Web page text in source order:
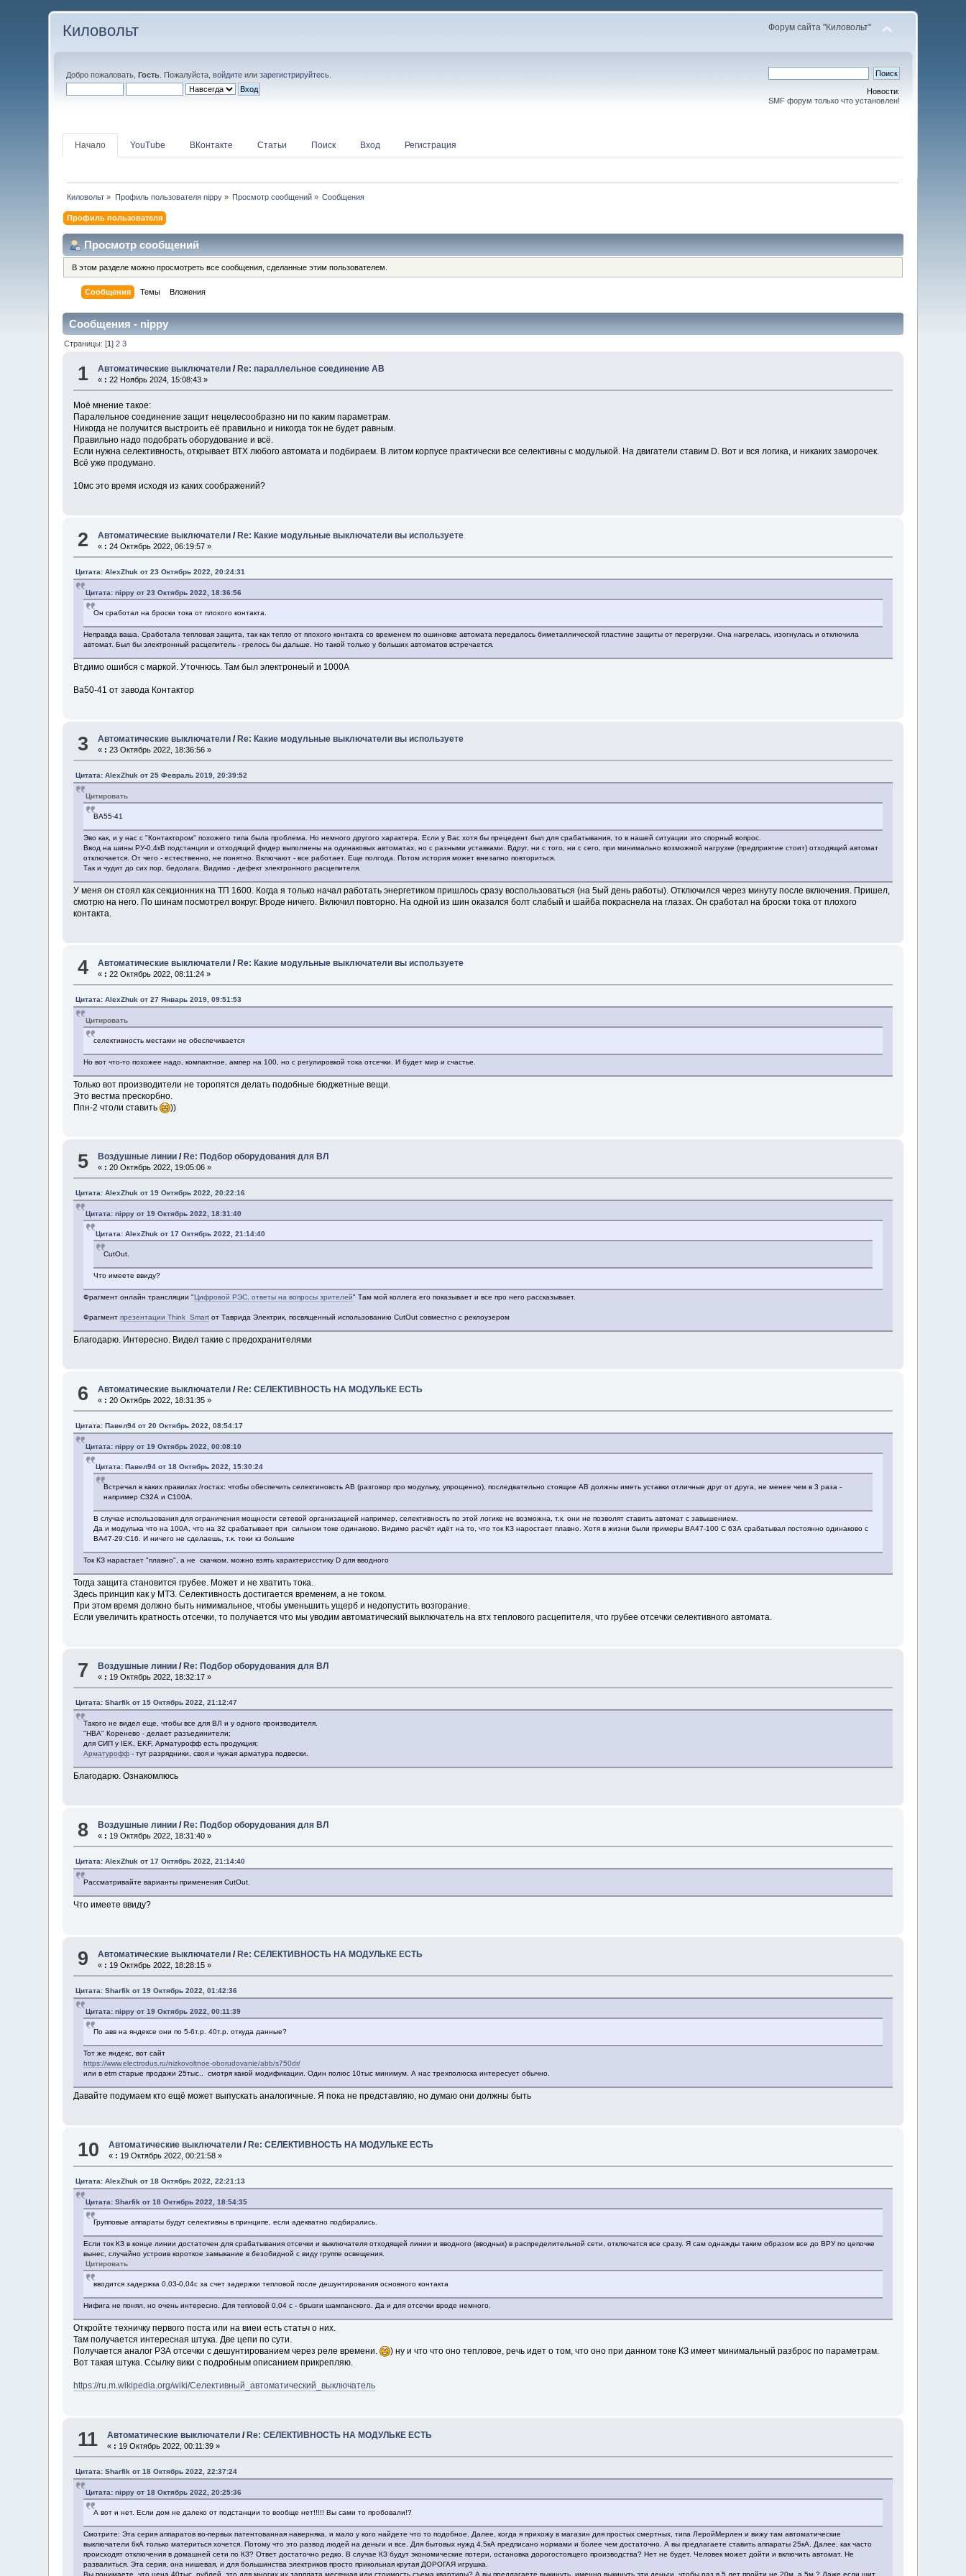
Киловольт Форум сайта "Киловольт"
Добро пожаловать,Гость . Пожалуйста,войдите илизарегистрируйтесь
Новости:
SMF форум только что установлен!
Начало YouTube ВКонтакте Статьи Поиск Вход Регистрация
Киловольт » Профиль пользователя nippy» Просмотр сообщений » Сообщения
Профиль пользователя
Просмотр сообщений
В этом разделе можно просмотреть все сообщения, сделанные этим пользователем.
Сообщения Темы Вложения
Сообщения - nippy
Страницы: [1]2 3
1 Автоматические выключатели / Re: параллельное соединение АВ
« : 22 Ноябрь 2024, 15:08:43 »
Моё мнение такое:
Паралельное соединение защит нецелесообразно ни по каким параметрам.
Никогда не получится выстроить её правильно и никогда ток не будет равным.
Правильно надо подобрать оборудование и всё.
Если нужна селективность, открывает ВТХ любого автомата и подбираем. В литом корпусе практически все селективны с модулькой. На двигатели ставим D. Вот и вся логика, и никаких заморочек.
Всё уже продумано.
10мс это время исходя из каких соображений?
2 Автоматические выключатели /Re: Какие модульные выключатели вы используете
« : 24 Октябрь 2022, 06:19:57 »
Цитата: AlexZhuk от 23 Октябрь 2022, 20:24:31
Цитата: nippy от 23 Октябрь 2022, 18:36:56
Он сработал на броски тока от плохого контакта.
Неправда ваша. Сработала тепловая защита, так как тепло от плохого контакта со временем по ошиновке автомата передалось биметаллической пластине защиты от перегрузки. Она нагрелась, изогнулась и отключила
автомат. Был бы электронный расцепитель - грелось бы дальше. Но такой только у больших автоматов встречается.
Втдимо ошибся с маркой. Уточнюсь. Там был электронеый и 1000А
Ва50-41 от завода Контактор
3 Автоматические выключатели / Re: Какие модульные выключатели вы используете
« : 23 Октябрь 2022, 18:36:56 »
Цитата: AlexZhuk от 25 Февраль 2019, 20:39:52
Цитировать
ВА55-41
Эво как, и у нас с "Контактором" похожего типа была проблема. Но немного другого характера. Если у Вас хотя бы прецедент был для срабатывания, то в нашей ситуации это спорный вопрос.
Ввод на шины РУ-0,4кВ подстанции и отходящий фидер выполнены на одинаковых автоматах, но с разными уставками. Вдруг, ни с того, ни с сего, при минимально возможной нагрузке (предприятие стоит) отходящий автомат
отключается. От чего - естественно, не понятно. Включают - все работает. Еще полгода. Потом история может внезапно повториться.
Так и чудит до сих пор, бедолага. Видимо - дефект электронного расцепителя.
У меня он стоял как секционник на ТП 1600. Когда я только начал работать энергетиком пришлось сразу воспользоваться (на 5ый день работы). Отключился через минуту после включения. Пришел,
смотрю на него. По шинам посмотрел вокруг. Вроде ничего. Включил повторно. На одной из шин оказался болт слабый и шайба покраснела на глазах. Он сработал на броски тока от плохого
контакта.
4 Автоматические выключатели /Re: Какие модульные выключатели вы используете
« : 22 Октябрь 2022, 08:11:24 »
Цитата: AlexZhuk от 27 Январь 2019, 09:51:53
Цитировать
селективность местами не обеспечивается
Но вот что-то похожее надо, компактное, ампер на 100, но с регулировкой тока отсечки. И будет мир и счастье.
Только вот производители не торопятся делать подобные бюджетные вещи.
Это вестма прескорбно.
Ппн-2 чтоли ставить
))
5 Воздушные линии / Re: Подбор оборудования для ВЛ
« : 20 Октябрь 2022, 19:05:06 »
Цитата: AlexZhuk от 19 Октябрь 2022, 20:22:16
Цитата: nippy от 19 Октябрь 2022, 18:31:40
Цитата: AlexZhuk от 17 Октябрь 2022, 21:14:40
CutOut.
Что имеете ввиду?
Фрагмент онлайн трансляции "Цифровой РЭС, ответы на вопросы зрителей" Там мой коллега его показывает и все про него рассказывает.
Фрагментпрезентации Think Smart от Таврида Электрик, посвященный использованию CutOut совместно с реклоузером
Благодарю. Интересно. Видел такие с предохранителями
6 Автоматические выключатели /Re: СЕЛЕКТИВНОСТЬ НА МОДУЛЬКЕ ЕСТЬ
« : 20 Октябрь 2022, 18:31:35 »
Цитата: Павел94 от 20 Октябрь 2022, 08:54:17
Цитата: nippy от 19 Октябрь 2022, 00:08:10
Цитата: Павел94 от 18 Октябрь 2022, 15:30:24
Встречал в каких правилах /гостах: чтобы обеспечить селектиновсть АВ (разговор про модульку, упрощенно), последвательно стоящие АВ должны иметь уставки отличные друг от друга, не менее чем в 3 раза -
например С32А и С100А.
В случае использования для ограничения мощности сетевой организацией например, селективность по этой логике не возможна, т.к. они не позволят ставить автомат с завышением.
Да и модулька что на 100А, что на 32 срабатывает при сильном токе одинаково. Видимо расчёт идёт на то, что ток КЗ наростает плавно. Хотя в жизни были примеры ВА47-100 С 63А срабатывал постоянно одинаково с
ВА47-29:С16. И ничего не сделаешь, т.к. токи кз большие
Ток КЗ нарастает "плавно", а не скачком. можно взять характерисстику D для вводного
Тогда защита становится грубее. Может и не хватить тока.
Здесь принцип как у МТЗ. Селективность достигается временем, а не током.
При этом время должно быть нимимальное, чтобы уменьшить ущерб и недопустить возгорание.
Если увеличить кратность отсечки, то получается что мы уводим автоматический выключатель на втх теплового расцепителя, что грубее отсечки селективного автомата.
7 Воздушные линии / Re: Подбор оборудования для ВЛ
« : 19 Октябрь 2022, 18:32:17 »
Цитата: Sharfik от 15 Октябрь 2022, 21:12:47
Такого не видел еще, чтобы все для ВЛ и у одного производителя.
"НВА" Коренево - делает разъединители;
для СИП у IEK, EKF, Арматурофф есть продукция;
Арматурофф - тут разрядники, своя и чужая арматура подвески.
Благодарю. Ознакомлюсь
8 Воздушные линии / Re: Подбор оборудования для ВЛ
« : 19 Октябрь 2022, 18:31:40 »
Цитата: AlexZhuk от 17 Октябрь 2022, 21:14:40
Рассматривайте варианты применения CutOut.
Что имеете ввиду?
9 Автоматические выключатели / Re: СЕЛЕКТИВНОСТЬ НА МОДУЛЬКЕ ЕСТЬ
« : 19 Октябрь 2022, 18:28:15 »
Цитата: Sharfik от 19 Октябрь 2022, 01:42:36
Цитата: nippy от 19 Октябрь 2022, 00:11:39
По авв на яндексе они по 5-6т.р. 40т.р. откуда данные?
Тот же яндекс, вот сайт
https://www.electrodus.ru/nizkovoltnoe-oborudovanie/abb/s750dr/
или в etm старые продажи 25тыс.. смотря какой модификации. Один полюс 10тыс минимум. А нас трехполюска интересует обычно.
Давайте подумаем кто ещё может выпускать аналогичные. Я пока не представляю, но думаю они должны быть
10 Автоматические выключатели / Re: СЕЛЕКТИВНОСТЬ НА МОДУЛЬКЕ ЕСТЬ
« : 19 Октябрь 2022, 00:21:58 »
Цитата: AlexZhuk от 18 Октябрь 2022, 22:21:13
Цитата: Sharfik от 18 Октябрь 2022, 18:54:35
Групповые аппараты будут селективны в принципе, если адекватно подбирались.
Если ток КЗ в конце линии достаточен для срабатывания отсечки и выключателя отходящей линии и вводного (вводных) в распределительной сети, отключатся все сразу. Я сам однажды таким образом все до ВРУ по цепочке
вынес, случайно устроив короткое замыкание в безобидной с виду группе освещения.
Цитировать
вводится задержка 0,03-0,04с за счет задержки тепловой после дешунтирования основного контакта
Нифига не понял, но очень интересно. Для тепловой 0,04 с - брызги шампанского. Да и для отсечки вроде немного.
Откройте техничку первого поста или на виеи есть статьч о них.
Там получается интересная штука. Две цепи по сути.
Получается аналог РЗА отсечки с дешунтированием через реле времени.
) ну и что что оно тепловое, речь идет о том, что оно при данном токе КЗ имеет минимальный разброс по параметрам.
Вот такая штука. Ссылку вики с подробным описанием прикрепляю.
https://ru.m.wikipedia.org/wiki/Селективный_автоматический_выключатель
11 Автоматические выключатели /Re: СЕЛЕКТИВНОСТЬ НА МОДУЛЬКЕ ЕСТЬ
« : 19 Октябрь 2022, 00:11:39 »
Цитата: Sharfik от 18 Октябрь 2022, 22:37:24
Цитата: nippy от 18 Октябрь 2022, 20:25:36
А вот и нет. Если дом не далеко от подстанции то вообще нет!!!!! Вы сами то пробовали!?
Смотрите: Эта серия аппаратов во-первых патентованная наверняка, и мало у кого найдете что то подобное. Далее, когда я прихожу в магазин для простых смертных, типа ЛеройМерлен и вижу там автоматические
выключатели 6кА только материться хочется. Потому что это развод людей на деньги и все. Для бытовых нужд 4,5кА предписано нормами и более чем достаточно. А вы предлагаете ставить аппараты 25кА. Далее, как часто
происходят отключения в домашней сети по КЗ? Ответ достаточно редко. В случае КЗ будут экономические потери, остановка дорогостоящего производства? Нет не будет. Человек может дойти и включить автомат. Не
развалиться. Эта серия, она нишевая, и для большинства электриков просто прикольная крутая ДОРОГАЯ игрушка.
Вы понимаете, что цена 40тыс. рублей, это для многих их зарплата месячная или стоимость съема квартиры? А вы предлагаете выкинуть, именно выкинуть эти деньги, чтобы раз в 5 лет пройти не 20м, а 5м.? Даже если щит